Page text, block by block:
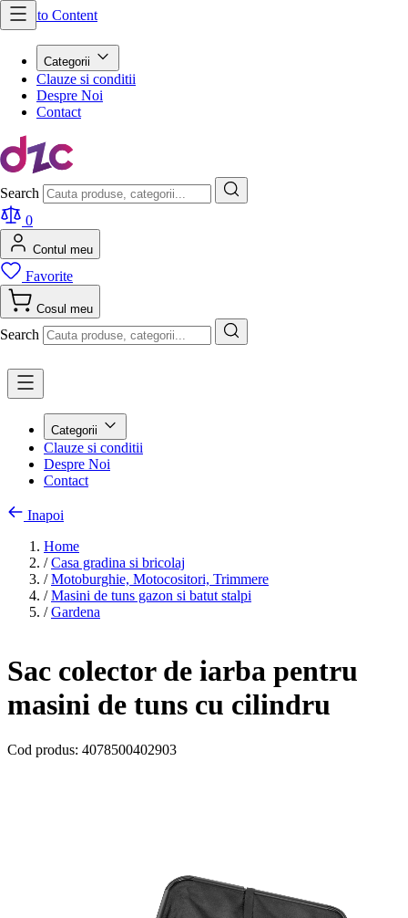
Skip to Content
Categorii
Clauze si conditii
Despre Noi
Contact
Search
0
Contul meu
Favorite
Cosul meu
Search
Categorii
Clauze si conditii
Despre Noi
Contact
Inapoi
Home
/ Casa gradina si bricolaj
/ Motoburghie, Motocositori, Trimmere
/ Masini de tuns gazon si batut stalpi
/ Gardena
Sac colector de iarba pentru
masini de tuns cu cilindru
Cod produs: 4078500402903